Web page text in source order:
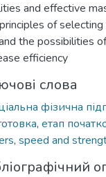
and effective
of
the possibilities
efficiency
слова
фізична
, етап
, speed and